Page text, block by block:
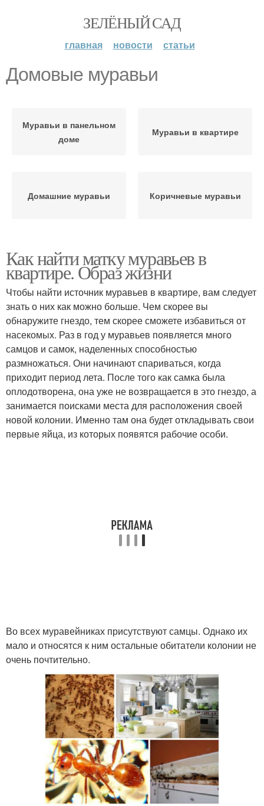
ЗЕЛЁНЫЙ САД
главная новости статьи
Домовые муравьи
Муравьи в панельном
доме
Муравьи в квартире
Домашние муравьи Коричневые муравьи
Как найти матку муравьев в
квартире. Образ жизни
Чтобы найти источник муравьев в квартире, вам следует
знать о них как можно больше. Чем скорее вы
обнаружите гнездо, тем скорее сможете избавиться от
насекомых. Раз в год у муравьев появляется много
самцов и самок, наделенных способностью
размножаться. Они начинают спариваться, когда
приходит период лета. После того как самка была
оплодотворена, она уже не возвращается в это гнездо, а
занимается поисками места для расположения своей
новой колонии. Именно там она будет откладывать свои
первые яйца, из которых появятся рабочие особи.
Во всех муравейниках присутствуют самцы. Однако их
мало и относятся к ним остальные обитатели колонии не
очень почтительно.